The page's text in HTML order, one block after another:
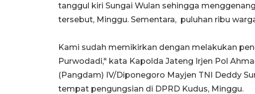
tanggul kiri Sungai Wulan sehingga
tersebut, Minggu. Sementara, puluhan ribu
Kami sudah memikirkan dengan melakukan
Purwodadi," kata Kapolda Jateng Irjen Pol
(Pangdam) IV/Diponegoro Mayjen TNI Deddy
tempat pengungsian di DPRD Kudus, Minggu.